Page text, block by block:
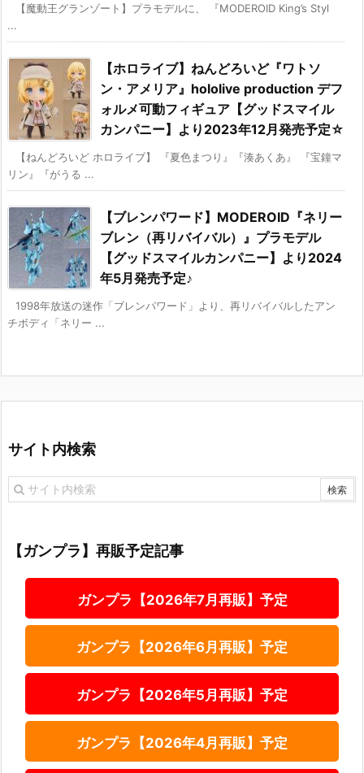
【魔動王グランゾート】プラモデルに、 『MODEROID King’s Styl
...
【ホロライブ】ねんどろいど『ワトソ
ン・アメリア』hololive production デフ
ォルメ可動フィギュア【グッドスマイル
カンパニー】より2023年12月発売予定☆
【ねんどろいど ホロライブ】 『夏色まつり』『湊あくあ』 『宝鐘マ
リン』『がうる ...
【ブレンパワード】MODEROID『ネリー
ブレン（再リバイバル）』プラモデル
【グッドスマイルカンパニー】より2024
年5月発売予定♪
1998年放送の迷作「ブレンパワード」より、再リバイバルしたアン
チボディ「ネリー ...
サイト内検索
【ガンプラ】再販予定記事
ガンプラ【2026年7月再販】予定
ガンプラ【2026年6月再販】予定
ガンプラ【2026年5月再販】予定
ガンプラ【2026年4月再販】予定